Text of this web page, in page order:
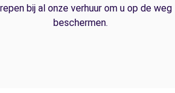
bij al onze verhuur om u op de
beschermen.